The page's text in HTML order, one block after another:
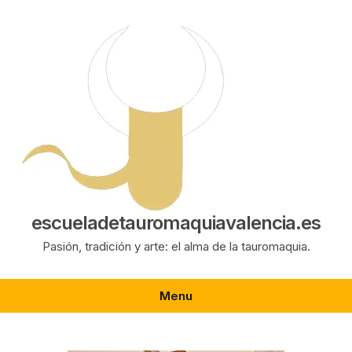
escueladetauromaquiavalencia.es
Pasión, tradición y arte: el alma de la tauromaquia.
Menu